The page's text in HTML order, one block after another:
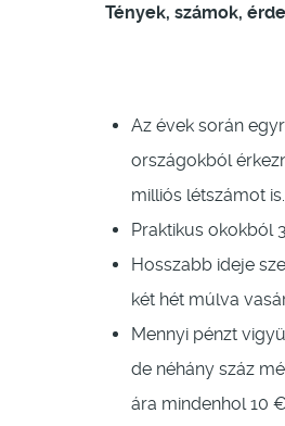
Tények, számok,
Az évek során
országokból
milliós létszámot is.
Praktikus okokból
Hosszabb ideje
két hét múlva
Mennyi pénzt
de néhány száz
ára mindenhol 10